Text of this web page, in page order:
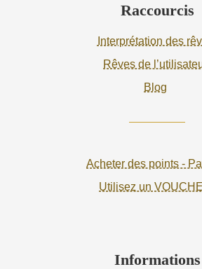
Raccourcis
Interprétation des
Rêves de
Blog
Acheter des points -
Utilisez un
Informations